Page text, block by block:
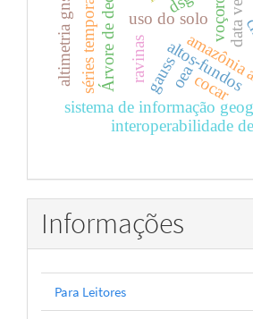
ravinas
uso do solo
sistema de informação
Árvore de decisão
interoperabilidade
séries temporais
altimetria gnss-r altos-fundos
cocar
gaussoea
Informações
Para Leitores